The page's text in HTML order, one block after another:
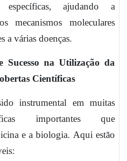
específicas, ajudando a
mecanismos moleculares
a várias doenças.
Sucesso na Utilização da
Científicas
instrumental em muitas
importantes que
e a biologia. Aqui estão